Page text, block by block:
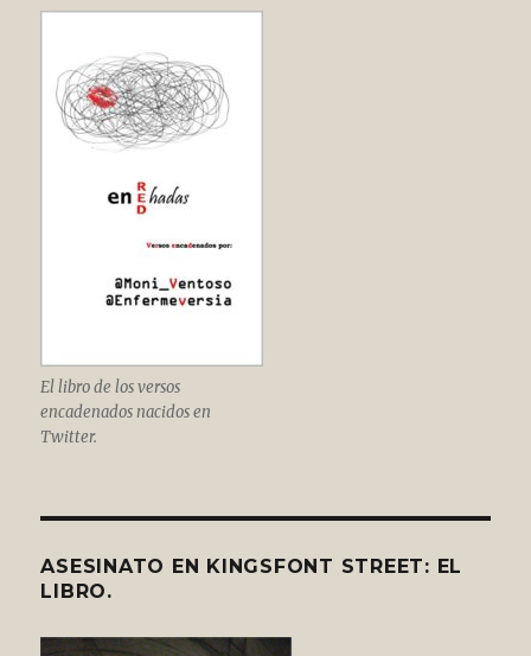
El libro de los versos
encadenados nacidos en
Twitter.
ASESINATO EN KINGSFONT STREET: EL
LIBRO.